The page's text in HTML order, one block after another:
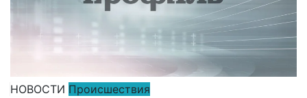
НОВОСТИ Происшествия